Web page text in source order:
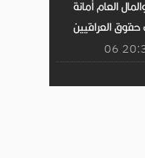
العام أمانة
حقوق العراقيين